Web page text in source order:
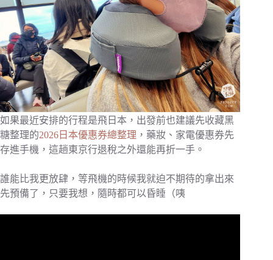
如果最近安排的行程是飛日本，出發前也建議先收藏黑
糖整理的2026日本優惠券總整理 ，藥妝、家電優惠券先
存進手機，這趟東京行退稅之外還能再折一手。
誰能比我更放肆，等飛機的時候我就迫不期待的拿出來
先預備了，只要我想，隨時都可以昏睡（咦